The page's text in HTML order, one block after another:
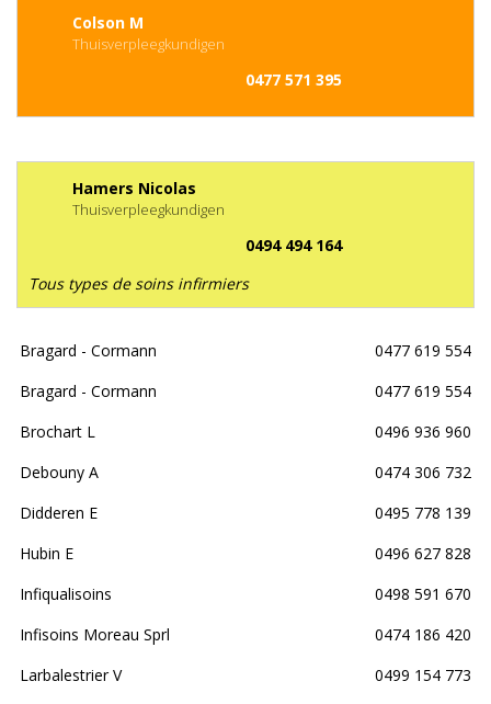
Colson M
Thuisverpleegkundigen
0477 571 395
Hamers Nicolas
Thuisverpleegkundigen
0494 494 164
Tous types de soins infirmiers
Bragard - Cormann
0477 619 554
Bragard - Cormann
0477 619 554
Brochart L
0496 936 960
Debouny A
0474 306 732
Didderen E
0495 778 139
Hubin E
0496 627 828
Infiqualisoins
0498 591 670
Infisoins Moreau Sprl
0474 186 420
Larbalestrier V
0499 154 773